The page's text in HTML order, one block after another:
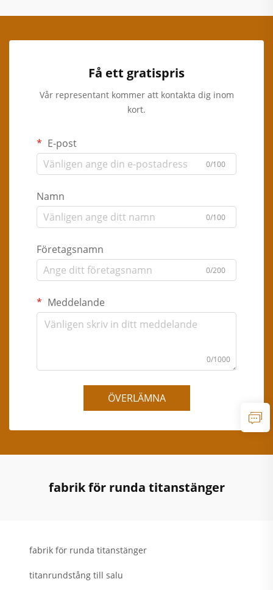
Få ett gratispris
Vår representant kommer att kontakta dig inom
kort.
E-post
0/100
Namn
0/100
Företagsnamn
0/200
Meddelande
0/1000
ÖVERLÄMNA
fabrik för runda titanstänger
fabrik för runda titanstänger
titanrundstång till salu